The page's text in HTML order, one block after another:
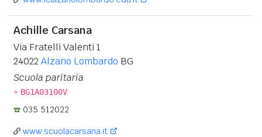
Achille Carsana
Via Fratelli Valenti 1
24022 Alzano Lombardo BG
Scuola paritaria
» BG1A03100V
035 512022
www.scuolacarsana.it